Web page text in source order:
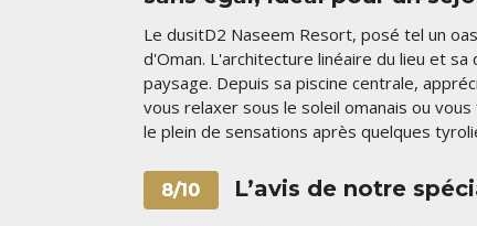
Le dusitD2 Naseem Resort, posé tel un
d'Oman. L'architecture linéaire du lieu et
paysage. Depuis sa piscine centrale,
vous relaxer sous le soleil omanais ou
le plein de sensations après quelques
8/10 L’avis de notre